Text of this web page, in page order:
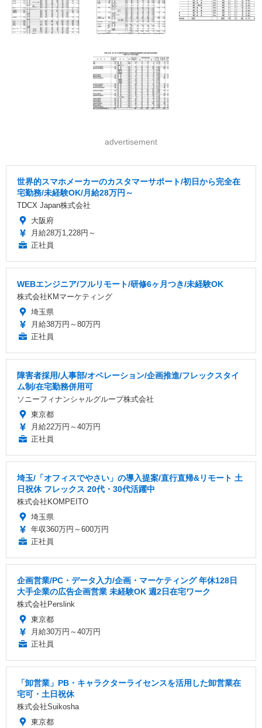
advertisement
世界的スマホメーカーのカスタマーサポート/初日から完全在
宅勤務/未経験OK/月給28万円～
TDCX Japan株式会社
大阪府
月給28万1,228円～
正社員
WEBエンジニア/フルリモート/研修6ヶ月つき/未経験OK
株式会社KMマーケティング
埼玉県
月給38万円～80万円
正社員
障害者採用/人事部/オペレーション/企画推進/フレックスタイ
ム制/在宅勤務併用可
ソニーフィナンシャルグループ株式会社
東京都
月給22万円～40万円
正社員
埼玉/「オフィスでやさい」の導入提案/直行直帰&リモート 土
日祝休 フレックス 20代・30代活躍中
株式会社KOMPEITO
埼玉県
年収360万円～600万円
正社員
企画営業/PC・データ入力/企画・マーケティング 年休128日
大手企業の広告企画営業 未経験OK 週2日在宅ワーク
株式会社Perslink
東京都
月給30万円～40万円
正社員
「卸営業」PB・キャラクターライセンスを活用した卸営業在
宅可・土日祝休
株式会社Suikosha
東京都